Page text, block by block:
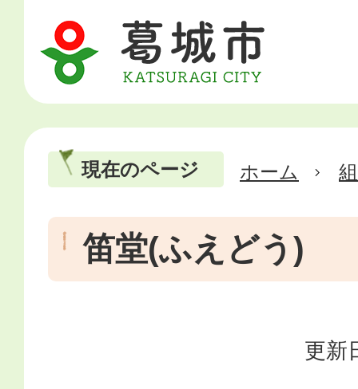
現在のページ ホーム
笛堂(ふえどう)
更新